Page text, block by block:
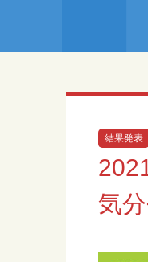
結果発表
気